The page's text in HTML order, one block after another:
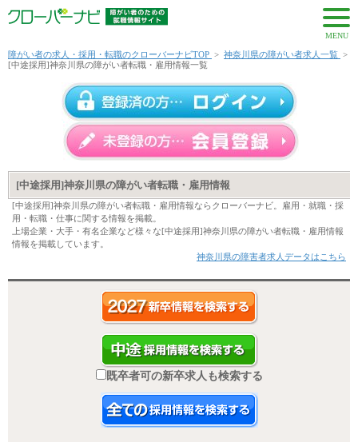
MENU
障がい者の求人・採用・転職のクローバーナビTOP > 神奈川県の障がい者求人一覧 >
[中途採用]神奈川県の障がい者転職・雇用情報一覧
[中途採用]神奈川県の障がい者転職・雇用情報
[中途採用]神奈川県の障がい者転職・雇用情報ならクローバーナビ。雇用・就職・採
用・転職・仕事に関する情報を掲載。
上場企業・大手・有名企業など様々な[中途採用]神奈川県の障がい者転職・雇用情報
情報を掲載しています。
神奈川県の障害者求人データはこちら
既卒者可の新卒求人も検索する